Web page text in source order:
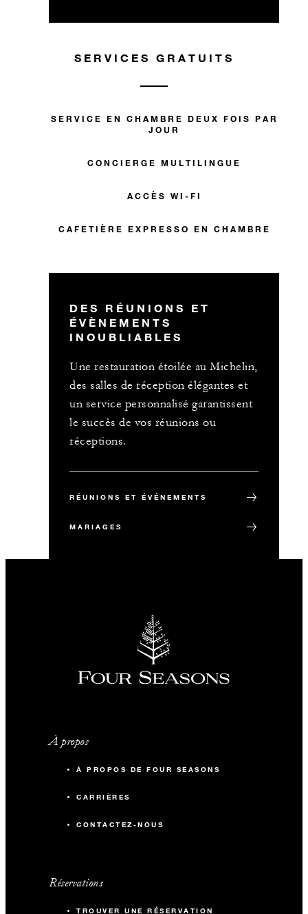
SERVICES GRATUITS
SERVICE EN CHAMBRE DEUX FOIS PAR
JOUR
CONCIERGE MULTILINGUE
ACCÈS WI-FI
CAFETIÈRE EXPRESSO EN CHAMBRE
DES RÉUNIONS ET
ÉVÈNEMENTS
INOUBLIABLES
Une restauration étoilée au Michelin,
des salles de réception élégantes et
un service personnalisé garantissent
le succès de vos réunions ou
réceptions.
RÉUNIONS ET ÉVÉNEMENTS
MARIAGES
À propos
À PROPOS DE FOUR SEASONS
CARRIÈRES
CONTACTEZ-NOUS
Réservations
TROUVER UNE RÉSERVATION